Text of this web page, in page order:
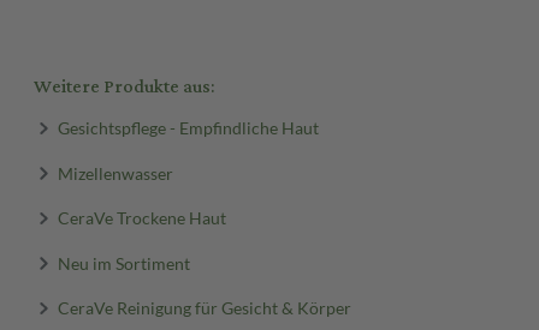
Weitere Produkte aus:
Gesichtspflege - Empfindliche Haut
Mizellenwasser
CeraVe Trockene Haut
Neu im Sortiment
CeraVe Reinigung für Gesicht & Körper